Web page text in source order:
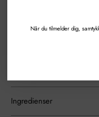
Når du tilmelder dig,
Beskrivelse
Ingredienser